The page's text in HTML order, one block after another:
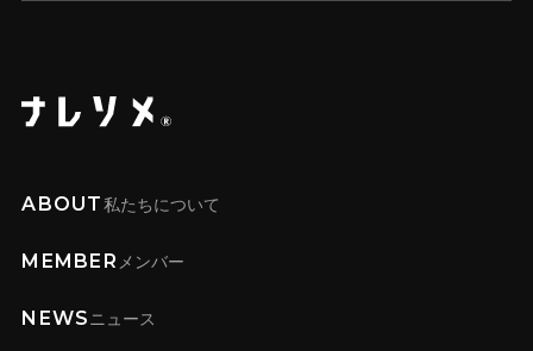
ABOUT私たちについて
MEMBER メンバー
NEWS ニュース